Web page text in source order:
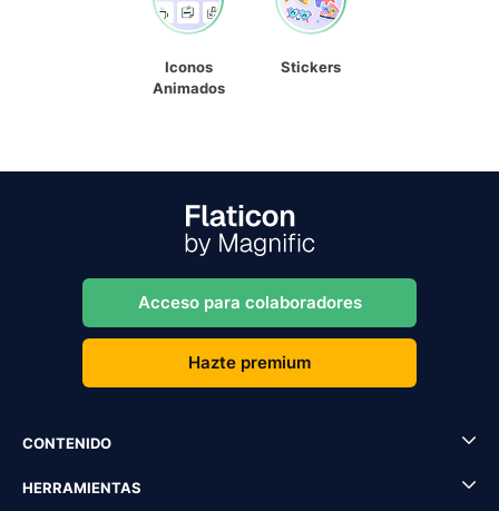
Iconos
Animados
Stickers
Acceso para colaboradores
Hazte premium
CONTENIDO
HERRAMIENTAS